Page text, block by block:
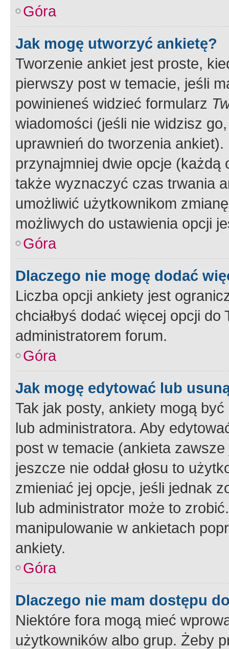
Góra
Jak mogę utworzyć ankietę?
Tworzenie ankiet jest proste,
pierwszy post w temacie, jeśli
powinieneś widzieć formularz
wiadomości (jeśli nie widzisz
uprawnień do tworzenia
przynajmniej dwie opcje
także wyznaczyć czas trwania
umożliwić użytkownikom
możliwych do ustawienia opcji
Góra
Dlaczego nie mogę dodać
Liczba opcji ankiety jest
chciałbyś dodać więcej opcji
administratorem forum.
Góra
Jak mogę edytować lub
Tak jak posty, ankiety mogą
lub administratora. Aby
post w temacie (ankieta
jeszcze nie oddał głosu to
zmieniać jej opcje, jeśli jednak
lub administrator może to
manipulowanie w ankietach
ankiety.
Góra
Dlaczego nie mam dostępu
Niektóre fora mogą mieć
użytkowników albo grup. Żeby